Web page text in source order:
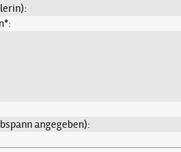
angegeben):